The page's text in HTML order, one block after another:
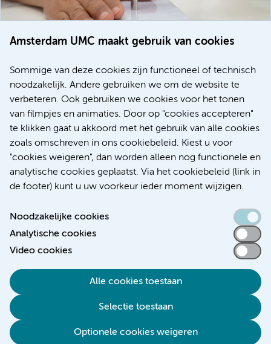
Amsterdam UMC maakt gebruik van cookies
Sommige van deze cookies zijn functioneel of technisch
noodzakelijk. Andere gebruiken we om de website te
verbeteren. Ook gebruiken we cookies voor het tonen
van filmpjes en animaties. Door op "cookies accepteren"
te klikken gaat u akkoord met het gebruik van alle cookies
zoals omschreven in ons cookiebeleid. Kiest u voor
"cookies weigeren", dan worden alleen nog functionele en
analytische cookies geplaatst. Via het cookiebeleid (link in
de footer) kunt u uw voorkeur ieder moment wijzigen.
Noodzakelijke cookies
Analytische cookies
Video cookies
Alle cookies toestaan
Selectie toestaan
Optionele cookies weigeren
voor patiënten met alvleesklierkanker verbeteren
Kanker Internationaal
Meer
Toegankelijkheidsverklaring
Algemene privacyverklaring